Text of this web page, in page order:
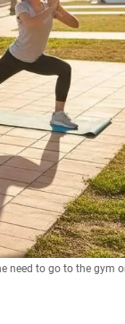
need to go to the gym